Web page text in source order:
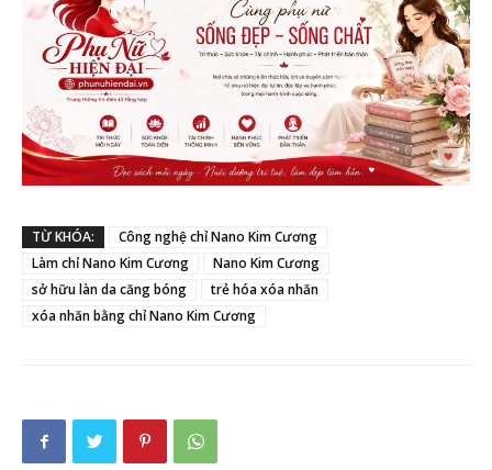
TỪ KHÓA:
Công nghệ chỉ Nano Kim Cương
Làm chỉ Nano Kim Cương
Nano Kim Cương
sở hữu làn da căng bóng
trẻ hóa xóa nhăn
xóa nhăn bằng chỉ Nano Kim Cương